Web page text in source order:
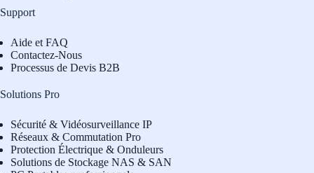
Support
Aide et FAQ
Contactez-Nous
Processus de Devis B2B
Solutions Pro
Sécurité & Vidéosurveillance IP
Réseaux & Commutation Pro
Protection Électrique & Onduleurs
Solutions de Stockage NAS & SAN